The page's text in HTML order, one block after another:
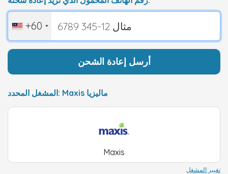
+60
أرسل إعادة الشحن
المشغل المحدد: Maxis ماليزيا
Maxis
تغيير المشغل